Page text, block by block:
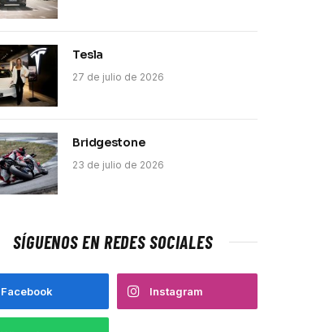
Tesla
27 de julio de 2026
Bridgestone
23 de julio de 2026
SÍGUENOS EN REDES SOCIALES
Facebook Instagram